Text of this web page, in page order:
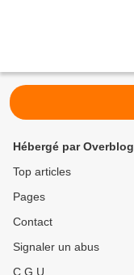
Hébergé par Overblog
Top articles
Pages
Contact
Signaler un abus
C.G.U.